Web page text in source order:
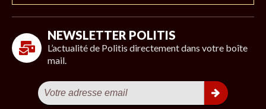
NEWSLETTER POLITIS
L’actualité de Politis directement dans votre boîte
mail.